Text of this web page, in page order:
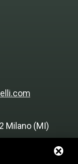
Milano (MI)